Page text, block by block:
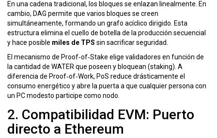
En una cadena tradicional, los bloques se enlazan linealmente. En
cambio, DAG permite que varios bloques se creen
simultáneamente, formando un grafo acíclico dirigido. Esta
estructura elimina el cuello de botella de la producción secuencial
y hace posible miles de TPS sin sacrificar seguridad.
El mecanismo de Proof‑of‑Stake elige validadores en función de
la cantidad de WATER que poseen y bloquean (staking). A
diferencia de Proof‑of‑Work, PoS reduce drásticamente el
consumo energético y abre la puerta a que cualquier persona con
un PC modesto participe como nodo.
2. Compatibilidad EVM: Puerto
directo a Ethereum